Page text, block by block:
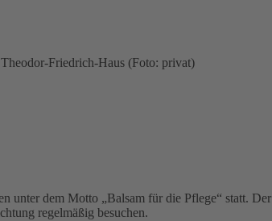
unter dem Motto „Balsam für die Pflege“ statt. Der
regelmäßig besuchen.